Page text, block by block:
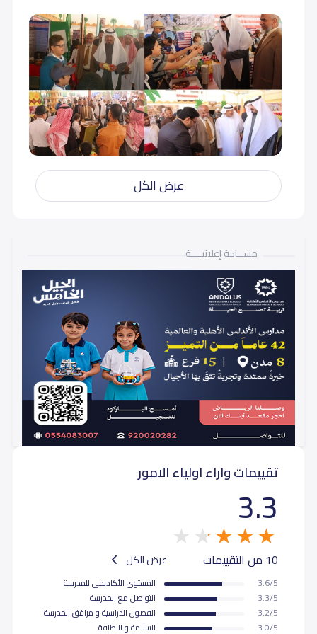
عرض الكل
مســـاحة إعلانيـــــة
تقييمات واراء اولياء الامور
3.3
10 من التقييمات عرض الكل
3.6/5
المستوى اﻷكاديمى للمدرسة
3.3/5
التواصل مع المدرسة
3.2/5
الفصول الدراسية و مرافق المدرسة
3.0/5
السلامة و النظافة